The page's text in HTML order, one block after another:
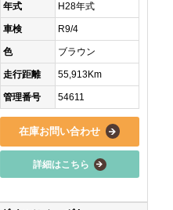
年式 H28年式
車検 R9/4
色 ブラウン
走行距離 55,913Km
管理番号 54611
在庫お問い合わせ
詳細はこちら